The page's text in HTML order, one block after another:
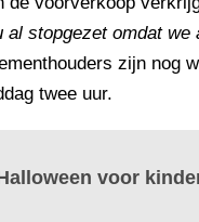
al stopgezet omdat
zijn nog
twee uur.
voor